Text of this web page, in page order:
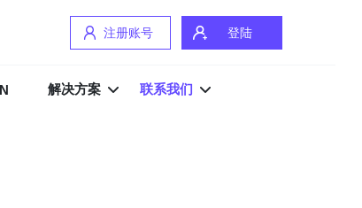
注册账号 登陆
解决方案 联系我们